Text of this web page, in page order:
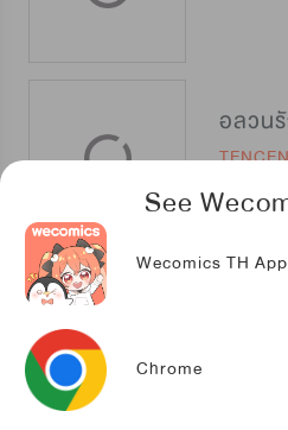
See
Wecomics TH App
Chrome
อลวน
เลเ